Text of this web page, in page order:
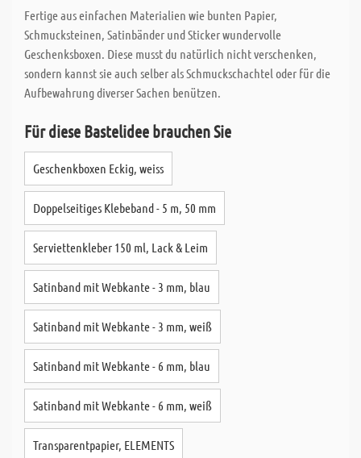
Fertige aus einfachen Materialien wie bunten Papier,
Schmucksteinen, Satinbänder und Sticker wundervolle
Geschenksboxen. Diese musst du natürlich nicht verschenken,
sondern kannst sie auch selber als Schmuckschachtel oder für die
Aufbewahrung diverser Sachen benützen.
Für diese Bastelidee brauchen Sie
Geschenkboxen Eckig, weiss
Doppelseitiges Klebeband - 5 m, 50 mm
Serviettenkleber 150 ml, Lack & Leim
Satinband mit Webkante - 3 mm, blau
Satinband mit Webkante - 3 mm, weiß
Satinband mit Webkante - 6 mm, blau
Satinband mit Webkante - 6 mm, weiß
Transparentpapier, ELEMENTS